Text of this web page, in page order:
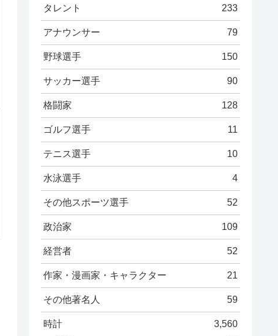
タレント 233
アナウンサー 79
野球選手 150
サッカー選手 90
格闘家 128
ゴルフ選手 11
テニス選手 10
水泳選手 4
その他スポーツ選手 52
政治家 109
経営者 52
作家・漫画家・キャラクター 21
その他著名人 59
時計
3,560